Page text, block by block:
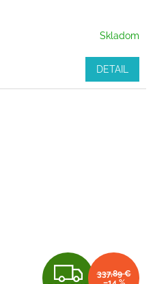
Skladom
DETAIL
Z337,89 €